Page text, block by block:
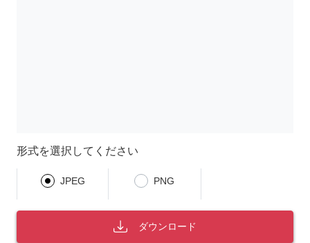
形式を選択してください
JPEG PNG
ダウンロード